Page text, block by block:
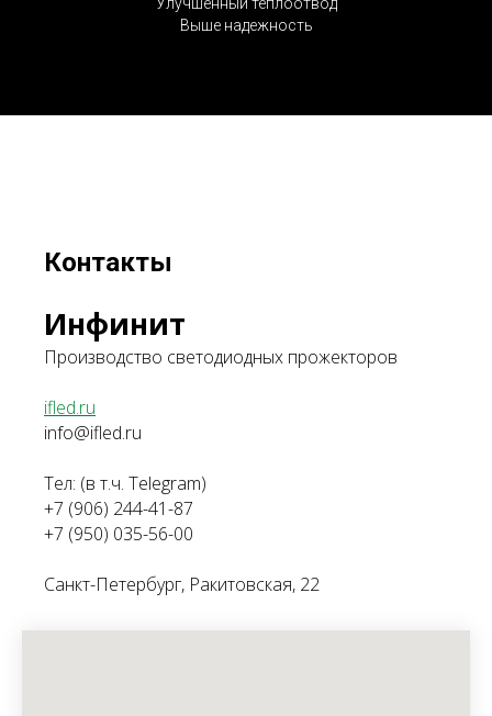
Выше надежность
Контакты
Инфинит
Производство светодиодных прожекторов
ifled.ru
info@ifled.ru
Тел: (в т.ч. Telegram)
+7 (906) 244-41-87
+7 (950) 035-56-00
Санкт-Петербург, Ракитовская, 22